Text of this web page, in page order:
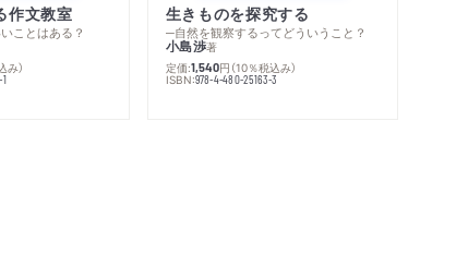
作文教室
ことはある？
み）
生きものを探究する
─自然を観察するってどういうこと？
小島渉著
定価:1,540円 （10％税込み）
ISBN:978-4-480-25163-3